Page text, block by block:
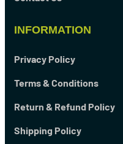
INFORMATION
Privacy Policy
Terms & Conditions
Return & Refund Policy
Shipping Policy